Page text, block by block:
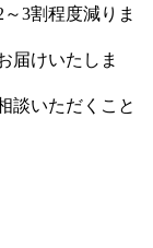
3割程度減りま
届けいたしま
談いただくこと